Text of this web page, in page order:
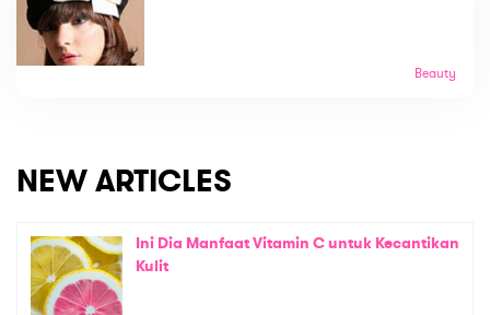
Beauty
NEW ARTICLES
Ini Dia Manfaat Vitamin C untuk Kecantikan
Kulit